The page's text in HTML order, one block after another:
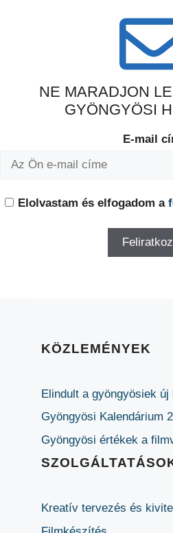
NE MARADJON
GYÖNGYÖSI
E-mail
Elolvastam és elfogadom a
KÖZLEMÉNYEK
Elindult a gyöngyösiek új
Gyöngyösi Kalendárium
Gyöngyösi értékek a
Kreatív tervezés és